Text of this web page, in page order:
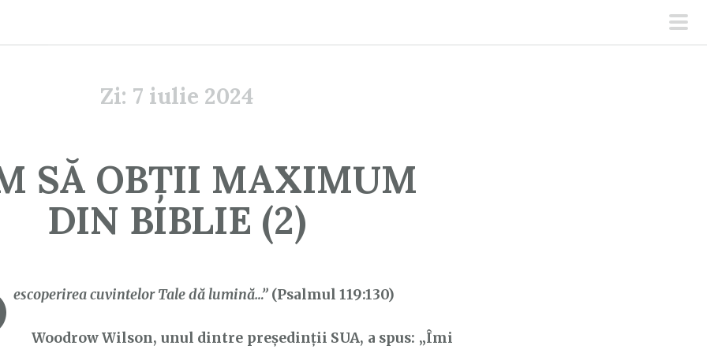
Zi: 7 iulie 2024
SĂ OBȚII MAXIMUM
DIN BIBLIE (2)
escoperirea cuvintelor Tale dă lumină…” (Psalmul 119:130)
Woodrow Wilson, unul dintre președinții SUA, a spus: „Îmi